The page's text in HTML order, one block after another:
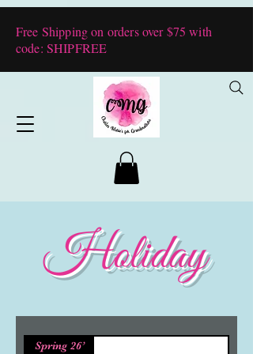
Free Shipping on orders over $75 with
code: SHIPFREE
Holiday
Spring 26’